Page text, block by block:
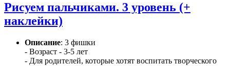
Рисуем пальчиками. 3 уровень (+
наклейки)
Описание: 3 фишки
- Возраст - 3-5 лет
- Для родителей, которые хотят воспитать творческого